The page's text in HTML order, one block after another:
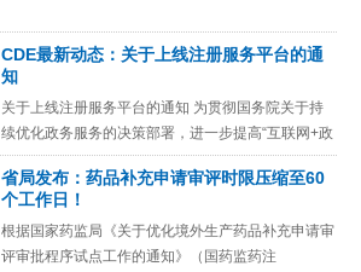
CDE最新动态：关于上线注册服务平台的通
知
关于上线注册服务平台的通知 为贯彻国务院关于持
续优化政务服务的决策部署，进一步提高“互联网+政
务服务”水平，我中心将“行政受理服务专栏”升级
为“注册
省局发布：药品补充申请审评时限压缩至60
个工作日！
根据国家药监局《关于优化境外生产药品补充申请审
评审批程序试点工作的通知》（国药监药注